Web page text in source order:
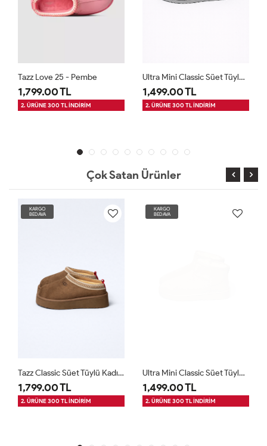
Tazz Love 25 - Pembe
1,799.00 TL
2. ÜRÜNE 300 TL İNDİRİM
Ultra Mini Classic Süet Tüylü Kadın Bot - Gri
1,499.00 TL
2. ÜRÜNE 300 TL İNDİRİM
Çok Satan Ürünler
KARGO
BEDAVA
Tazz Classic Süet Tüylü Kadın Bot - Vizon
1,799.00 TL
2. ÜRÜNE 300 TL İNDİRİM
KARGO
BEDAVA
Ultra Mini Classic Süet Tüylü Kadın Bot - Vizon
1,499.00 TL
2. ÜRÜNE 300 TL İNDİRİM